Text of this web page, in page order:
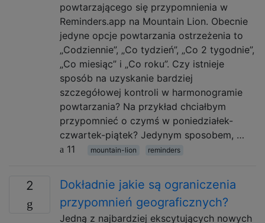
powtarzającego się przypomnienia w
Reminders.app na Mountain Lion. Obecnie
jedyne opcje powtarzania ostrzeżenia to
„Codziennie”, „Co tydzień”, „Co 2 tygodnie”,
„Co miesiąc” i „Co roku”. Czy istnieje
sposób na uzyskanie bardziej
szczegółowej kontroli w harmonogramie
powtarzania? Na przykład chciałbym
przypomnieć o czymś w poniedziałek-
czwartek-piątek? Jedynym sposobem, …
11
mountain-lion reminders
2
Dokładnie jakie są ograniczenia
przypomnień geograficznych?
Jedną z najbardziej ekscytujących nowych